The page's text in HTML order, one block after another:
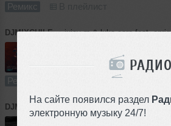
На сайте появился раздел
электронную музыку 24/7!
Ремикс
DJMIXCHILE ➝juicy m & luka caro feat. enrique dragon - obey
Ремикс В плейлист (в 1 плейлисте)
DJMIXCHILE Sebastian Ingrosso - Dark River (Original